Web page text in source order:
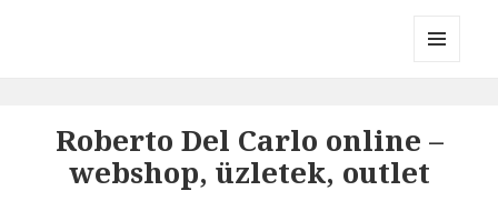
Roberto Del Carlo online –
webshop, üzletek, outlet